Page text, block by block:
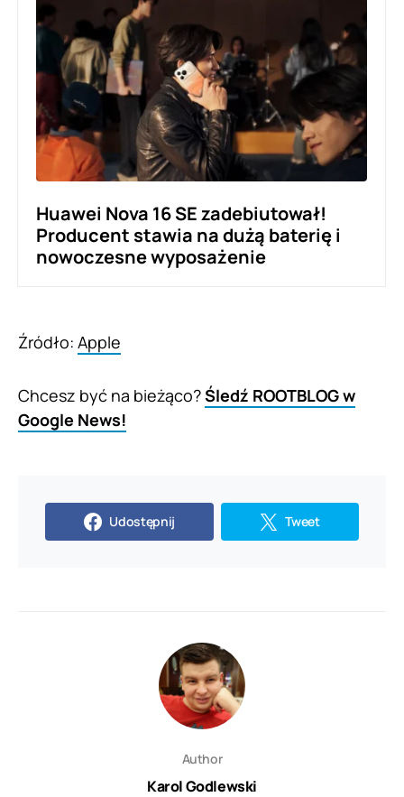
Huawei Nova 16 SE zadebiutował!
Producent stawia na dużą baterię i
nowoczesne wyposażenie
Źródło: Apple
Chcesz być na bieżąco?Śledź ROOTBLOG w
Google News!
Udostępnij Tweet
Author
Karol Godlewski